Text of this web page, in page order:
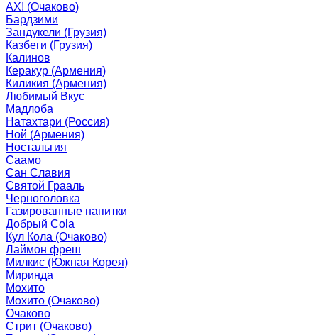
АХ! (Очаково)
Бардзими
Зандукели (Грузия)
Казбеги (Грузия)
Калинов
Керакур (Армения)
Киликия (Армения)
Любимый Вкус
Мадлоба
Натахтари (Россия)
Ной (Армения)
Ностальгия
Саамо
Сан Славия
Святой Грааль
Черноголовка
Газированные напитки
Добрый Cola
Кул Кола (Очаково)
Лаймон фреш
Милкис (Южная Корея)
Миринда
Мохито
Мохито (Очаково)
Очаково
Стрит (Очаково)